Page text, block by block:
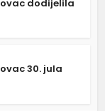
dodijelila
30. jula